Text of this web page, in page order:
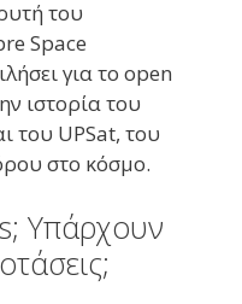
του
Space
για το open
ιστορία του
του UPSat, του
στο κόσμο.
Υπάρχουν